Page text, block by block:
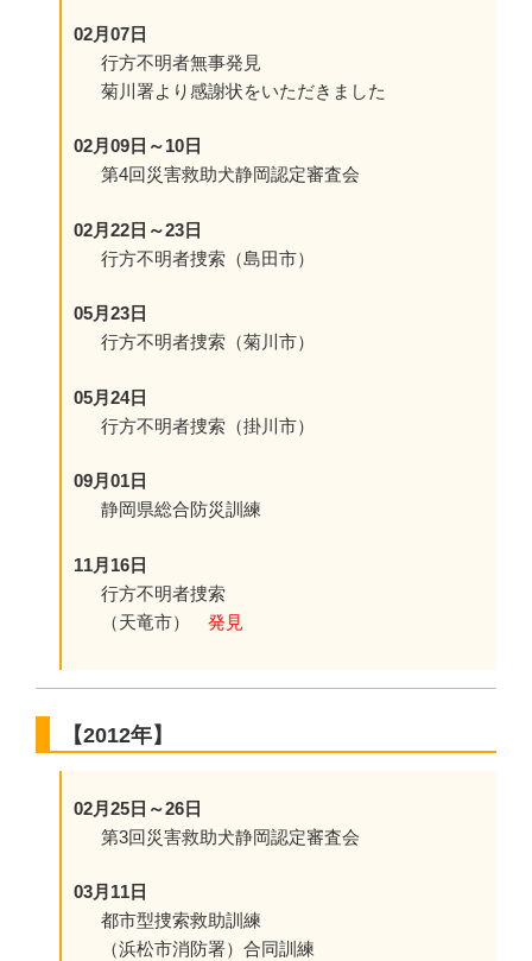
02月07日
行方不明者無事発見
菊川署より感謝状をいただきました
02月09日～10日
第4回災害救助犬静岡認定審査会
02月22日～23日
行方不明者捜索（島田市）
05月23日
行方不明者捜索（菊川市）
05月24日
行方不明者捜索（掛川市）
09月01日
静岡県総合防災訓練
11月16日
行方不明者捜索
（天竜市） 発見
【2012年】
02月25日～26日
第3回災害救助犬静岡認定審査会
03月11日
都市型捜索救助訓練
（浜松市消防署）合同訓練